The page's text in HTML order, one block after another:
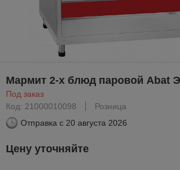
Мармит 2-х блюд паровой Abat
Под заказ
Код: 21000010098
Розница
Отправка с 20 августа 2026
Цену уточняйте